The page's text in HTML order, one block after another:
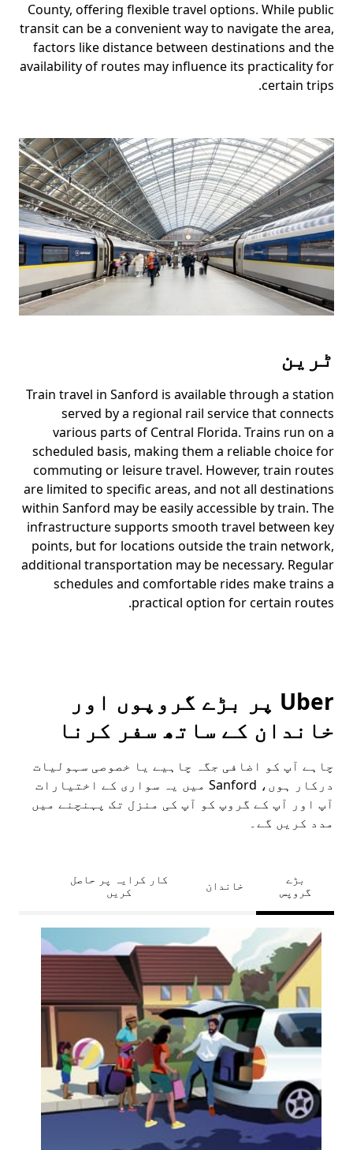
County, offering flexible travel options. While public
transit can be a convenient way to navigate the area,
factors like distance between destinations and the
availability of routes may influence its practicality for
certain trips.
ٹرین
Train travel in Sanford is available through a station
served by a regional rail service that connects
various parts of Central Florida. Trains run on a
scheduled basis, making them a reliable choice for
commuting or leisure travel. However, train routes
are limited to specific areas, and not all destinations
within Sanford may be easily accessible by train. The
infrastructure supports smooth travel between key
points, but for locations outside the train network,
additional transportation may be necessary. Regular
schedules and comfortable rides make trains a
practical option for certain routes.
Uber پر بڑے گروپوں اور
خاندان کے ساتھ سفر کرنا
چاہے آپ کو اضافی جگہ چاہیے یا خصوصی سہولیات
درکار ہوں، Sanford میں یہ سواری کے اختیارات
آپ اور آپ کے گروپ کو آپ کی منزل تک پہنچنے میں
مدد کریں گے۔
بڑے
گروپس
خاندان
کار کرایہ پر حاصل
کریں